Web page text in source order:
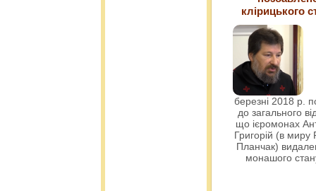
клірицького
березні 2018 р.
до загального
що ієромонах
Григорій (в миру
Планчак)
монашого